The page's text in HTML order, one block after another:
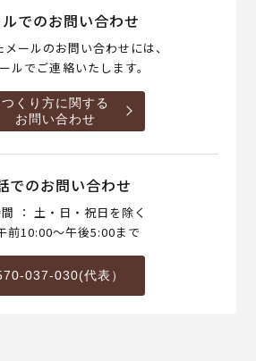
でのお問い合わせ
ールのお問い合わせには、
ルでご連絡いたします。
つくり方に関する
お問い合わせ
でのお問い合わせ
： 土・日・祝日を除く
前10:00～午後5:00まで
037-030(代表）